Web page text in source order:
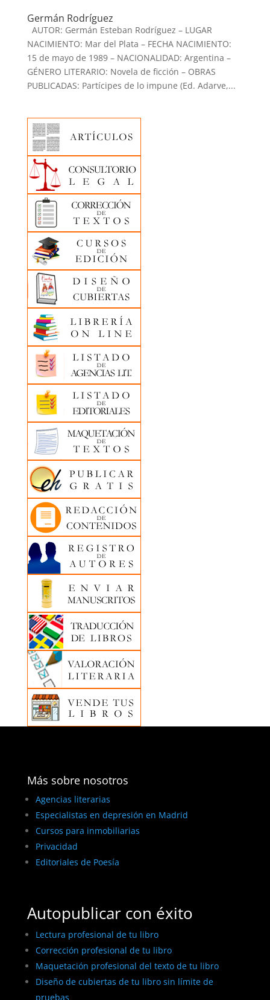
Germán Rodríguez
AUTOR: Germán Esteban Rodríguez – LUGAR
NACIMIENTO: Mar del Plata – FECHA NACIMIENTO:
15 de mayo de 1989 – NACIONALIDAD: Argentina –
GÉNERO LITERARIO: Novela de ficción – OBRAS
PUBLICADAS: Partícipes de lo impune (Ed. Adarve,...
Más sobre nosotros
Agencias literarias
Especialistas en depresión en Madrid
Cursos para inmobiliarias
Privacidad
Editoriales de Poesía
Autopublicar con éxito
Lectura profesional de tu libro
Corrección profesional de tu libro
Maquetación profesional del texto de tu libro
Diseño de cubiertas de tu libro sin límite de
pruebas